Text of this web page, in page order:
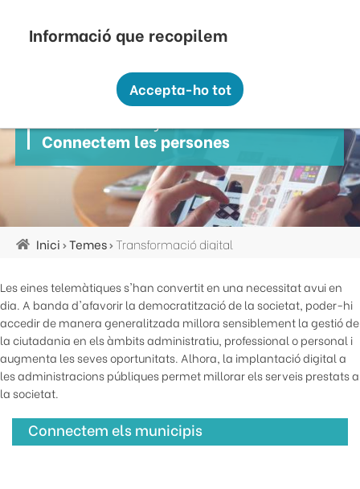
contingut
Connectem les persones
Inici Temes Transformació digital
Les eines telemàtiques s'han convertit en una necessitat avui en
dia. A banda d'afavorir la democratització de la societat, poder-hi
accedir de manera generalitzada millora sensiblement la gestió de
la ciutadania en els àmbits administratiu, professional o personal i
augmenta les seves oportunitats. Alhora, la implantació digital a
les administracions públiques permet millorar els serveis prestats a
la societat.
Connectem els municipis
personal amb les següents finalitats:
Funcionalitat, Analítica.
Més informació
Canviar preferències
Accepta-ho tot